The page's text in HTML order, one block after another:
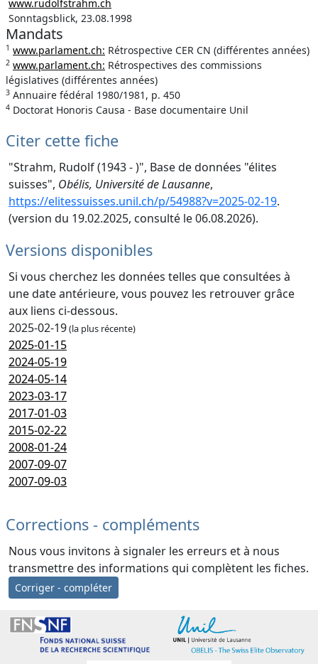
www.rudolfstrahm.ch
Sonntagsblick, 23.08.1998
Mandats
1 www.parlament.ch: Rétrospective CER CN (différentes années)
2 www.parlament.ch: Rétrospectives des commissions
législatives (différentes années)
3 Annuaire fédéral 1980/1981, p. 450
4 Doctorat Honoris Causa - Base documentaire Unil
Citer cette fiche
"Strahm, Rudolf (1943 - )", Base de données "élites
suisses", Obélis, Université de Lausanne,
https://elitessuisses.unil.ch/p/54988?v=2025-02-19.
(version du 19.02.2025, consulté le 06.08.2026).
Versions disponibles
Si vous cherchez les données telles que consultées à
une date antérieure, vous pouvez les retrouver grâce
aux liens ci-dessous.
2025-02-19(la plus récente)
2025-01-15
2024-05-19
2024-05-14
2023-03-17
2017-01-03
2015-02-22
2008-01-24
2007-09-07
2007-09-03
Corrections - compléments
Nous vous invitons à signaler les erreurs et à nous
transmettre des informations qui complètent les fiches.
Corriger - compléter